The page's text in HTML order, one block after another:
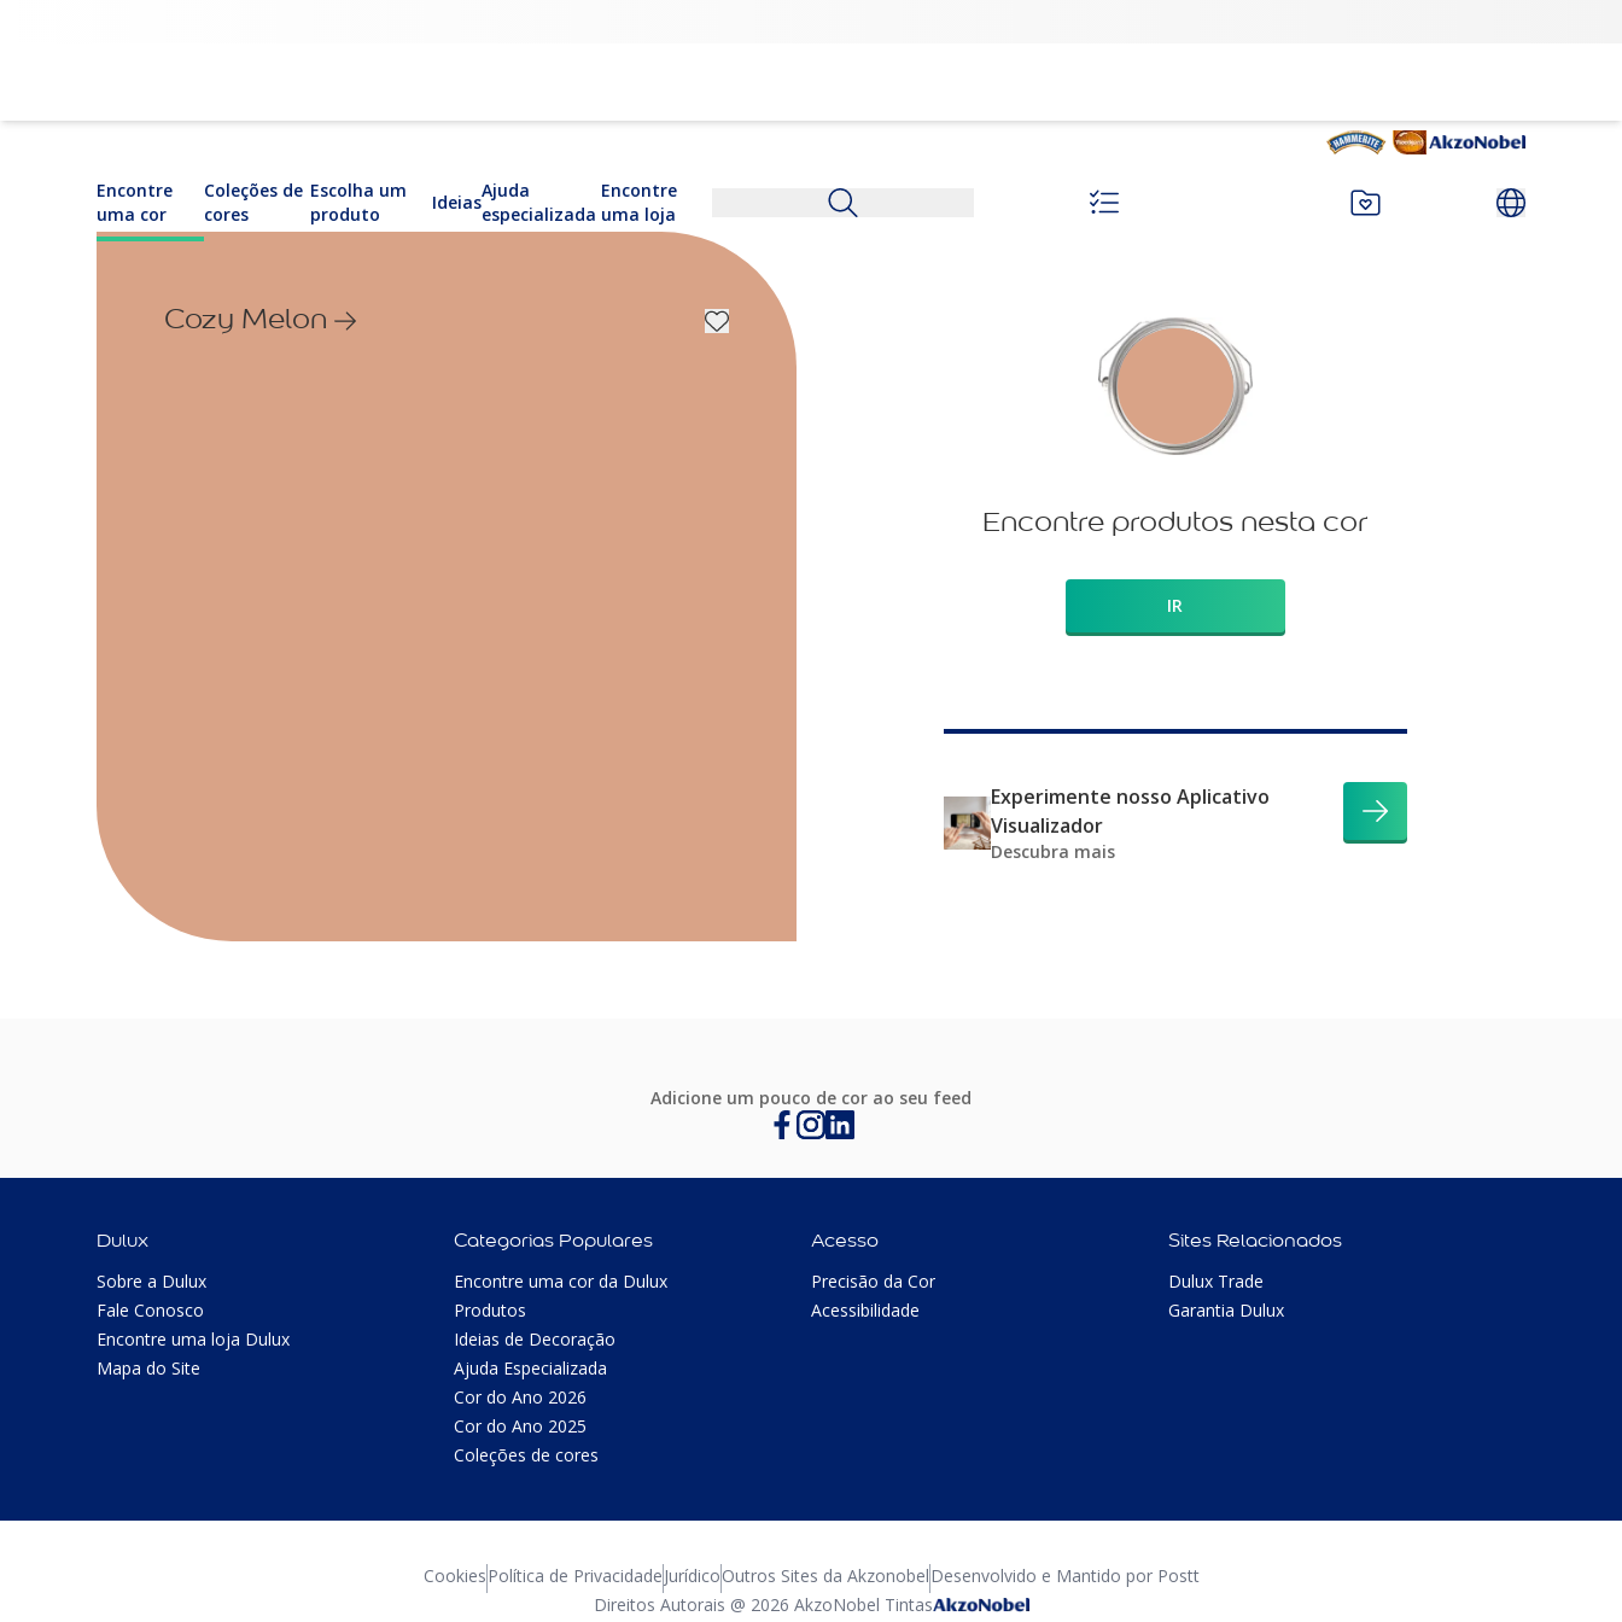
Encontre
uma cor
Coleções de
cores
Escolha um
produto
Ideias
Ajuda
especializada
Encontre
uma loja
Cozy Melon
Encontre produtos nesta cor
IR
Experimente nosso Aplicativo
Visualizador
Descubra mais
Adicione um pouco de cor ao seu feed
Dulux
Sobre a Dulux
Fale Conosco
Encontre uma loja Dulux
Mapa do Site
Categorias Populares
Encontre uma cor da Dulux
Produtos
Ideias de Decoração
Ajuda Especializada
Cor do Ano 2026
Cor do Ano 2025
Coleções de cores
Acesso
Precisão da Cor
Acessibilidade
Sites Relacionados
Dulux Trade
Garantia Dulux
CookiesPolítica de PrivacidadeJurídicoOutros Sites da AkzonobelDesenvolvido e Mantido por Postt
Direitos Autorais @ 2026 AkzoNobel Tintas